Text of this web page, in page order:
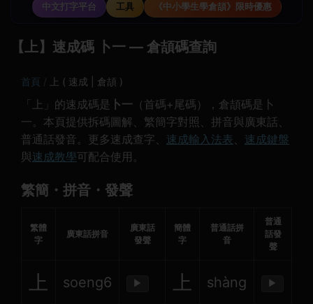
中文打字平台
工具 《中小學生學倉頡》限時優惠
【上】速成碼 卜一 — 倉頡碼查詢
首頁 上 ( 速成 | 倉頡 )
「上」的速成碼是 卜一 （首碼+尾碼），倉頡碼是卜
一。本頁提供拆碼圖解、繁簡字對照、拼音與廣東話、
普通話發音。更多速成查字、 速成輸入法表、 速成鍵盤
與速成教學可配合使用。
繁簡・拼音・發聲
繁體
字
廣東話拼音
廣東話
發聲
簡體
字
普通話拼
音
普通
話發
聲
上 soeng6 ▶ 上 shàng ▶